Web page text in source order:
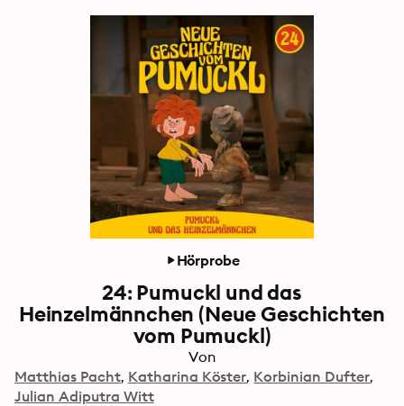
Hörprobe
24: Pumuckl und das
Heinzelmännchen (Neue Geschichten
vom Pumuckl)
Von
Matthias Pacht Katharina Köster Korbinian Dufter
Julian Adiputra Witt